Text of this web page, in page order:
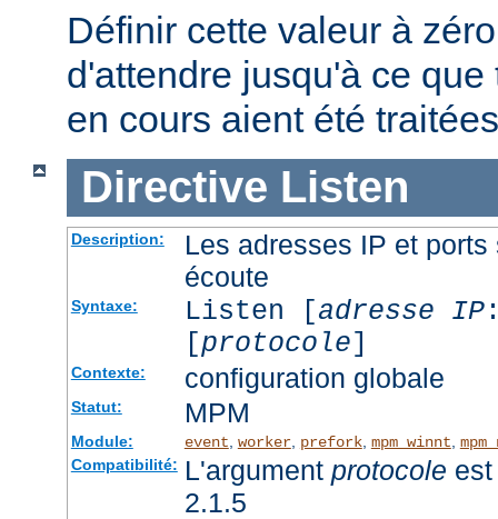
Définir cette valeur à
d'attendre jusqu'à ce
en cours aient été
Directive Listen
Description:
Les adresses IP et
écoute
Syntaxe: Listen [adresse IP
[protocole]
Contexte: configuration globale
Statut: MPM
Module: event worker, prefork, mpm_winnt
Compatibilité: L'argument protocole
2.1.5